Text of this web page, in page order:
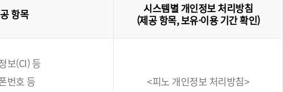
항목
시스템별 개인정보 처리방침
(제공 항목, 보유·이용 기간 확인)
보(CI) 등
번호 등
<피노 개인정보 처리방침>